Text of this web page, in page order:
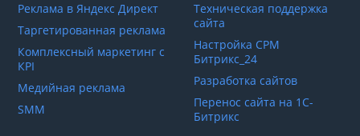
Реклама в Яндекс Директ
Таргетированная реклама
Комплексный маркетинг с
КРІ
Медийная реклама
SMM
Техническая поддержка
сайта
Настройка СРМ
Битрикс_24
Разработка сайтов
Перенос сайта на 1С-
Битрикс